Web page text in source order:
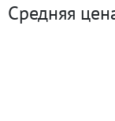
Средняя